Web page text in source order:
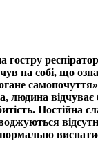
гостру
на собі, що
людина відчуває
Постійна